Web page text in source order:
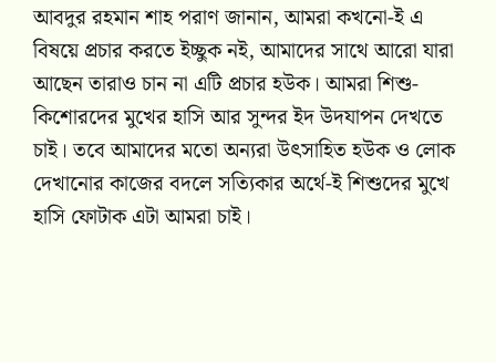
আবদুর রহমান শাহ পরাণ জানান, আমরা কখনো-ই এ
বিষয়ে প্রচার করতে ইচ্ছুক নই, আমাদের সাথে আরো যারা
আছেন তারাও চান না এটি প্রচার হউক। আমরা শিশু-
কিশোরদের মুখের হাসি আর সুন্দর ইদ উদযাপন দেখতে
চাই। তবে আমাদের মতো অন্যরা উৎসাহিত হউক ও লোক
দেখানোর কাজের বদলে সত্যিকার অর্থে-ই শিশুদের মুখে
হাসি ফোটাক এটা আমরা চাই।